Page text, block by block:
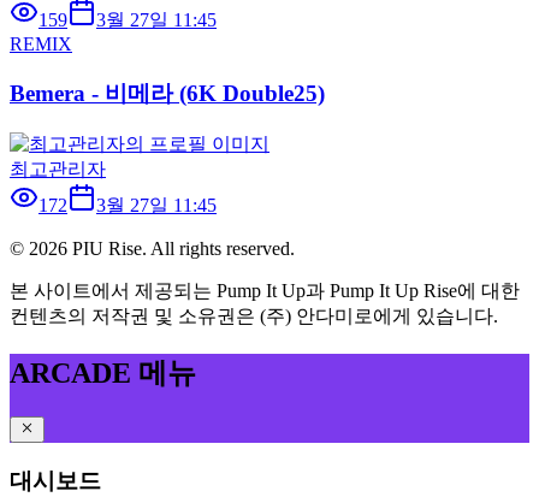
159
3월 27일 11:45
REMIX
Bemera - 비메라 (6K Double25)
최고관리자
172
3월 27일 11:45
© 2026 PIU Rise. All rights reserved.
본 사이트에서 제공되는 Pump It Up과 Pump It Up Rise에 대한
컨텐츠의 저작권 및 소유권은 (주) 안다미로에게 있습니다.
ARCADE 메뉴
대시보드